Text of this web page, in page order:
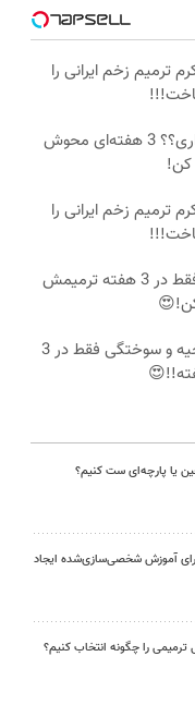
ترمیم زخم ایرانی را
جای زخم و بخیه داری؟؟ 3 هفته‌ای محوش
کن!
ترمیم زخم ایرانی را
جای بخیه داری؟؟ فقط در 3 هفته ترمیمش
ترمیم جای زخم، بخیه و سوختگی فقط در 3
یا پارچه‌ای ست کنیم؟
برای آموزش شخصی‌سازی‌شده ایجاد
را چگونه انتخاب کنیم؟